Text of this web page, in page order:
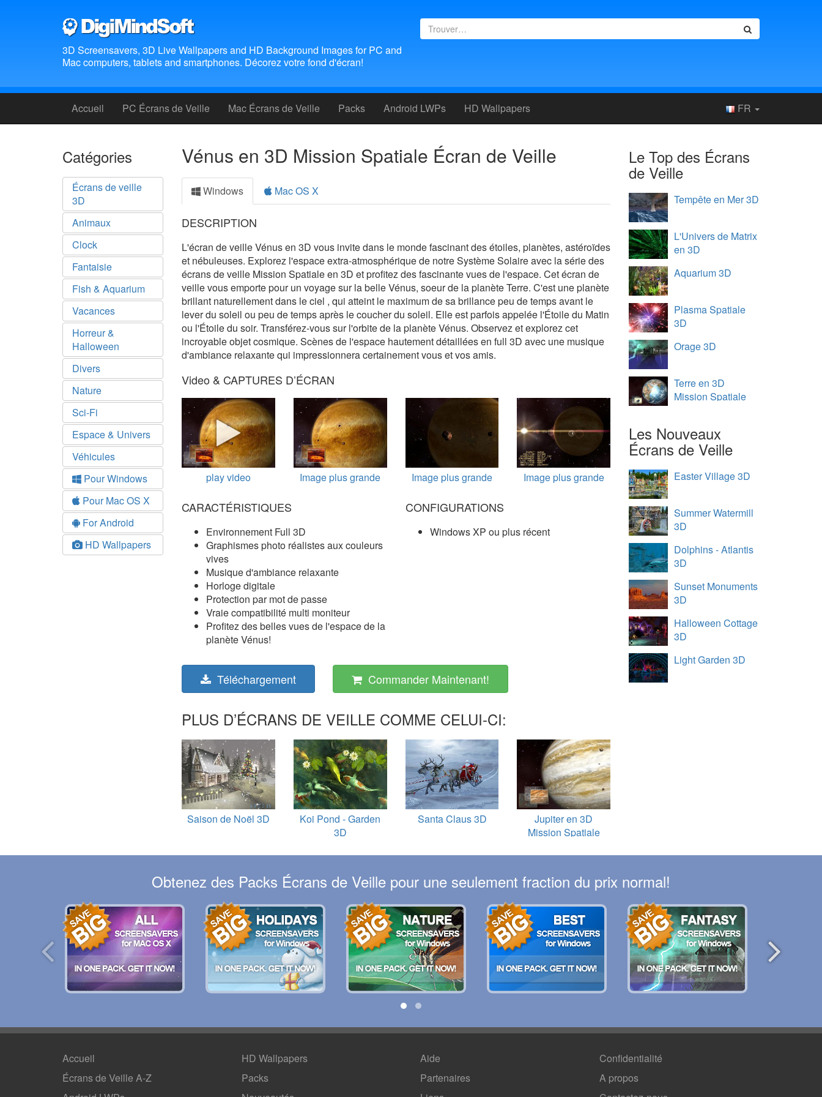
3D Screensavers, 3D Live Wallpapers and HD Background Images for PC and
Mac computers, tablets and smartphones. Décorez votre fond d'écran!
Accueil PC Écrans de Veille Mac Écrans de Veille Packs Android LWPs HD Wallpapers FR
Catégories
Écrans de veille
3D
Animaux
Clock
Fantaisie
Fish & Aquarium
Vacances
Horreur &
Halloween
Divers
Nature
Sci-Fi
Espace & Univers
Véhicules
Pour Windows
Pour Mac OS X
For Android
HD Wallpapers
Vénus en 3D Mission Spatiale Écran de Veille
Windows Mac OS X
DESCRIPTION
L'écran de veille Vénus en 3D vous invite dans le monde fascinant des étoiles, planètes, astéroïdes
et nébuleuses. Explorez l'espace extra-atmosphérique de notre Système Solaire avec la série des
écrans de veille Mission Spatiale en 3D et profitez des fascinante vues de l'espace. Cet écran de
veille vous emporte pour un voyage sur la belle Vénus, soeur de la planète Terre. C'est une planète
brillant naturellement dans le ciel , qui atteint le maximum de sa brillance peu de temps avant le
lever du soleil ou peu de temps après le coucher du soleil. Elle est parfois appelée l'Étoile du Matin
ou l'Étoile du soir. Transférez-vous sur l'orbite de la planète Vénus. Observez et explorez cet
incroyable objet cosmique. Scènes de l'espace hautement détaillées en full 3D avec une musique
d'ambiance relaxante qui impressionnera certainement vous et vos amis.
Video & CAPTURES D’ÉCRAN
play video Image plus grande Image plus grande Image plus grande
CARACTÉRISTIQUES
Environnement Full 3D
Graphismes photo réalistes aux couleurs
vives
Musique d'ambiance relaxante
Horloge digitale
Protection par mot de passe
Vraie compatibilité multi moniteur
Profitez des belles vues de l'espace de la
planète Vénus!
CONFIGURATIONS
Windows XP ou plus récent
Téléchargement Commander Maintenant!
PLUS D’ÉCRANS DE VEILLE COMME CELUI-CI:
Saison de Noël 3D
Koi Pond - Garden
3D
Santa Claus 3D
Jupiter en 3D
Mission Spatiale
Le Top des Écrans
de Veille
Tempête en Mer 3D
L'Univers de Matrix
en 3D
Aquarium 3D
Plasma Spatiale
3D
Orage 3D
Terre en 3D
Mission Spatiale
Les Nouveaux
Écrans de Veille
Easter Village 3D
Summer Watermill
3D
Dolphins - Atlantis
3D
Sunset Monuments
3D
Halloween Cottage
3D
Light Garden 3D
Obtenez des Packs Écrans de Veille pour une seulement fraction du prix normal!
Accueil
Écrans de Veille A-Z
HD Wallpapers
Packs
Aide
Partenaires
Confidentialité
A propos